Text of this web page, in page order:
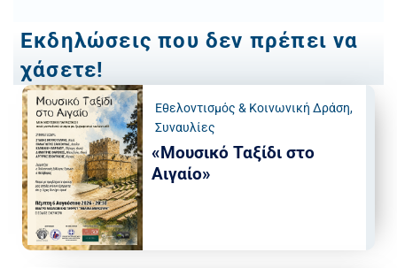
Εκδηλώσεις που δεν πρέπει να
χάσετε!
Εθελοντισμός & Κοινωνική Δράση,
Συναυλίες
«Μουσικό Ταξίδι στο
Αιγαίο»